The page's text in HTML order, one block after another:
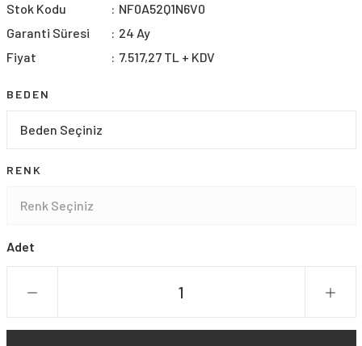
Stok Kodu
NF0A52Q1N6V0
Garanti Süresi
24 Ay
Fiyat
7.517,27 TL + KDV
BEDEN
RENK
Adet